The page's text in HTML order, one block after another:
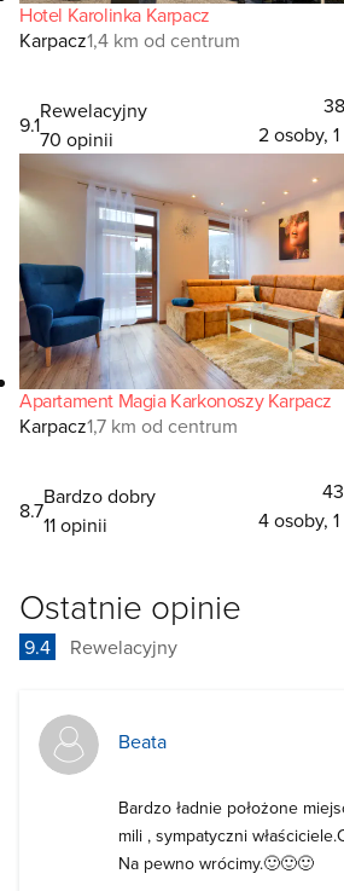
Hotel Karolinka Karpacz
Karpacz1,4 km od centrum
9.1
Rewelacyjny
70 opinii
2 osoby,
Apartament Magia Karkonoszy Karpacz
Karpacz1,7 km od centrum
8.7
Bardzo dobry
11 opinii
4 osoby,
Ostatnie opinie
9.4 Rewelacyjny
Beata
Bardzo ładnie położone
mili , sympatyczni
Na pewno wrócimy.🙂🙂🙂